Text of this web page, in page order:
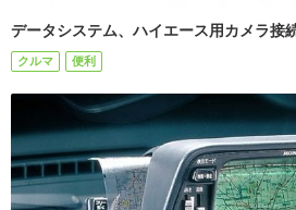
データシステム、ハイエース用カメラ接
クルマ 便利